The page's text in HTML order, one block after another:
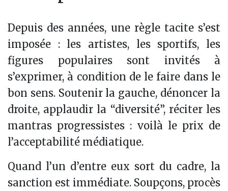
Depuis des années, une règle tacite s’est
imposée : les artistes, les sportifs, les
figures populaires sont invités à
s’exprimer, à condition de le faire dans le
bon sens. Soutenir la gauche, dénoncer la
droite, applaudir la “diversité”, réciter les
mantras progressistes : voilà le prix de
l’acceptabilité médiatique.
Quand l’un d’entre eux sort du cadre, la
sanction est immédiate. Soupçons, procès